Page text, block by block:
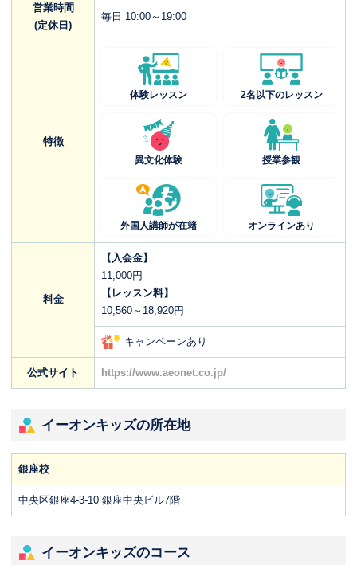
営業時間
(定休日)
毎日 10:00～19:00
特徴
体験レッスン 2名以下のレッスン
異文化体験 授業参観
外国人講師が在籍 オンラインあり
料金
【入会金】
11,000円
【レッスン料】
10,560～18,920円
キャンペーンあり
公式サイト https://www.aeonet.co.jp/
イーオンキッズの所在地
銀座校
中央区銀座4-3-10 銀座中央ビル7階
イーオンキッズのコース